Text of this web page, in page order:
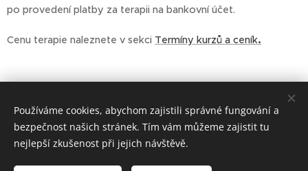
po provedení platby za terapii na bankovní účet.
Cenu terapie naleznete v sekci Termíny kurzů a ceník.
Kontaktujte mě
Používáme cookies, abychom zajistili správné fungování a
bezpečnost našich stránek. Tím vám můžeme zajistit tu
nejlepší zkušenost při jejich návštěvě.